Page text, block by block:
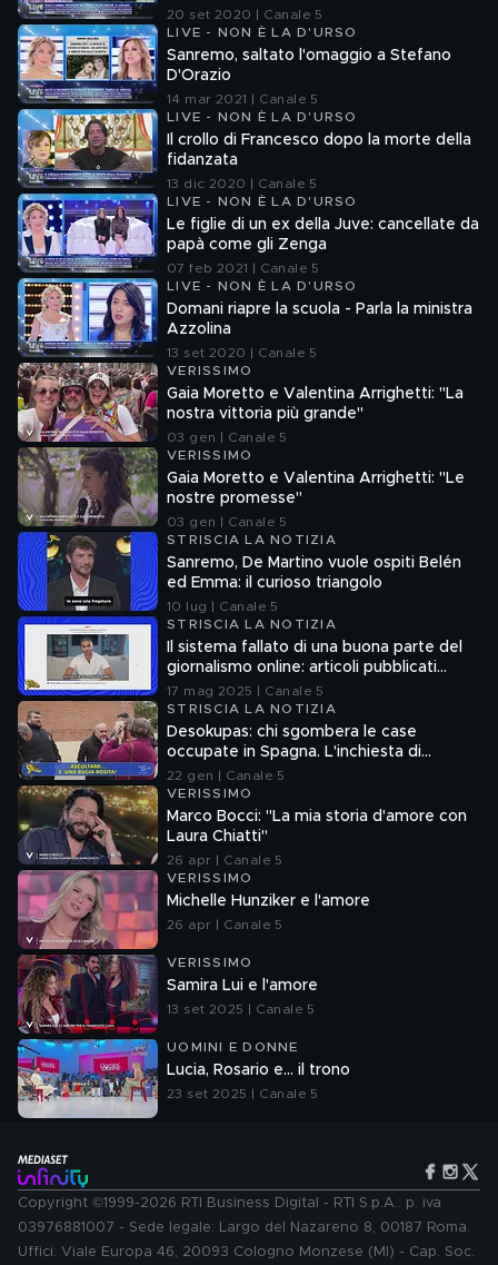
20 set 2020 | Canale 5
LIVE - NON È LA D'URSO
Sanremo, saltato l'omaggio a Stefano
D'Orazio
14 mar 2021 | Canale 5
LIVE - NON È LA D'URSO
Il crollo di Francesco dopo la morte della
fidanzata
13 dic 2020 | Canale 5
LIVE - NON È LA D'URSO
Le figlie di un ex della Juve: cancellate da
papà come gli Zenga
07 feb 2021 | Canale 5
LIVE - NON È LA D'URSO
Domani riapre la scuola - Parla la ministra
Azzolina
13 set 2020 | Canale 5
VERISSIMO
Gaia Moretto e Valentina Arrighetti: "La
nostra vittoria più grande"
03 gen | Canale 5
VERISSIMO
Gaia Moretto e Valentina Arrighetti: "Le
nostre promesse"
03 gen | Canale 5
STRISCIA LA NOTIZIA
Sanremo, De Martino vuole ospiti Belén
ed Emma: il curioso triangolo
10 lug | Canale 5
STRISCIA LA NOTIZIA
Il sistema fallato di una buona parte del
giornalismo online: articoli pubblicati
senza la verifica delle fonti
17 mag 2025 | Canale 5
STRISCIA LA NOTIZIA
Desokupas: chi sgombera le case
occupate in Spagna. L'inchiesta di
Francesco Mazza
22 gen | Canale 5
VERISSIMO
Marco Bocci: "La mia storia d'amore con
Laura Chiatti"
26 apr | Canale 5
VERISSIMO
Michelle Hunziker e l'amore
26 apr | Canale 5
VERISSIMO
Samira Lui e l'amore
13 set 2025 | Canale 5
UOMINI E DONNE
Lucia, Rosario e... il trono
23 set 2025 | Canale 5
Copyright ©1999-2026 RTI Business Digital - RTI S.p.A.: p. iva
03976881007 - Sede legale: Largo del Nazareno 8, 00187 Roma.
Uffici: Viale Europa 46, 20093 Cologno Monzese (MI) - Cap. Soc.